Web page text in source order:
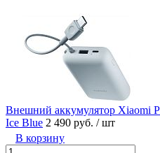
Внешний аккумулятор Xiaomi
Ice Blue 2 490 руб. / шт
В корзину